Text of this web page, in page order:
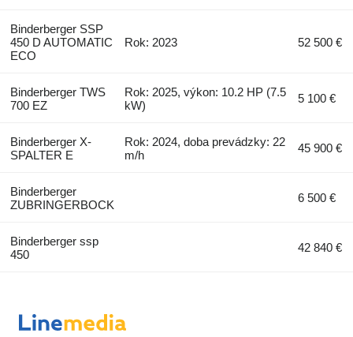
Binderberger SSP
450 D AUTOMATIC
ECO
Rok: 2023 52 500 €
Binderberger TWS
700 EZ
Rok: 2025, výkon: 10.2 HP (7.5
kW)
5 100 €
Binderberger X-
SPALTER E
Rok: 2024, doba prevádzky: 22
m/h
45 900 €
Binderberger
ZUBRINGERBOCK
6 500 €
Binderberger ssp
450
42 840 €